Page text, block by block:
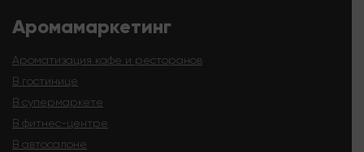
Аромамаркетинг
Ароматизация кафе и ресторанов
В гостинице
В супермаркете
В фитнес-центре
В автосалоне